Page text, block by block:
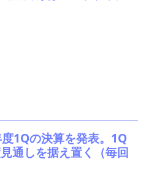
1Qの決算を発表。1Q
通しを据え置く（毎回